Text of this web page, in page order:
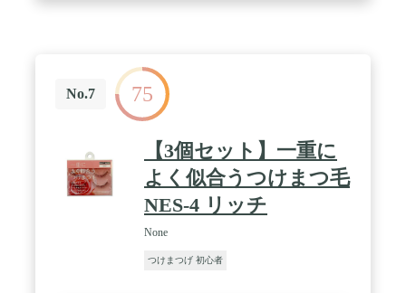
No.7 75
【3個セット】一重に
よく似合うつけまつ毛
NES-4 リッチ
None
つけまつげ 初心者